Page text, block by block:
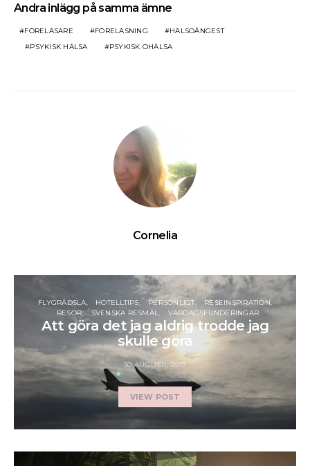
Andra inlägg på samma ämne
FÖRELÄSARE FÖRELÄSNING
HÄLSOÅNGEST
PSYKISK HÄLSA
PSYKISK OHÄLSA
Cornelia
FLYGRÄDSLA HOTELLTIPS PERSONLIGT
RESEINSPIRATION
RESOR
SVENSKA RESMÅL VARDAGSFUNDERINGAR
Att göra det jag aldrig trodde jag
skulle göra
30 AUGUSTI, 2017
VIEW POST